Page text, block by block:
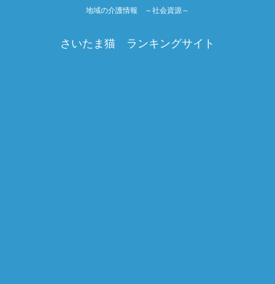
地域の介護情報 ～社会資源～
さいたま猫 ランキングサイト